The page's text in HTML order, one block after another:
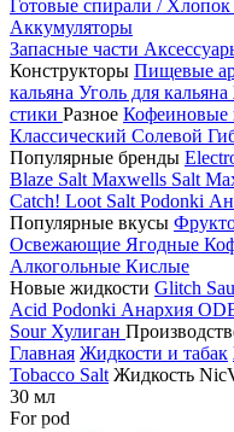
Готовые спирали / Хлопок
Аккумуляторы
Запасные части
Конструкторы Пищевые
кальяна Уголь для кальяна
стики Разное Кофеиновые
Классический Солевой
Популярные бренды
Blaze Salt Maxwells Salt
Catch! Loot Salt Podonki
Популярные вкусы
Освежающие Ягодные
Алкогольные Кислые
Новые жидкости Glitch
Acid Podonki Анархия
Sour Хулиган
Главная Жидкости и табак
Tobacco Salt Жидкость
30 мл
For pod